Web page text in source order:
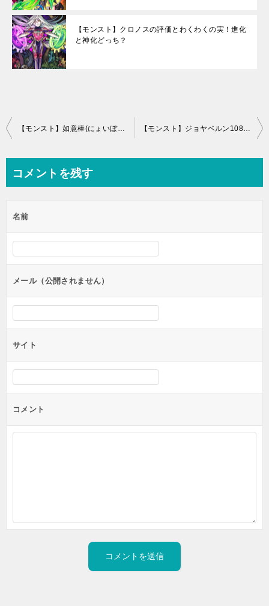
【モンスト】クロノスの評価とわくわくの実！進化
と神化どっち？
投
ビ
ー
シ
ン
【モンスト】如意棒(にょいぼう)の最新評価とわくわくの実！進化と神化どっち？ 【モンスト】ジョヤベルン108の最新評価と適正クエスト！運極は作るべき？
コメントを残す
名前
メール（公開されません）
サイト
コメント